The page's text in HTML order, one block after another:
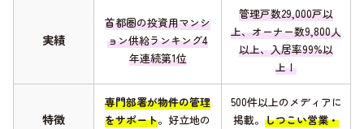
実績
首都圏の投資用マンシ
ョン供給ランキング4
年連続第1位
管理戸数29,000戸以
上、オーナー数9,800人
以上、入居率99%以
上！
特徴
専門部署が物件の管理
をサポート。好立地の
500件以上のメディアに
掲載。 しつこい営業・